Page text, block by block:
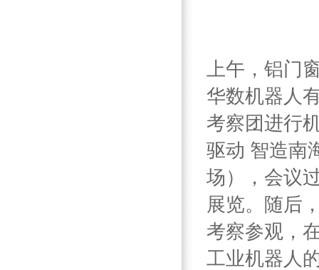
上午，铝门
华数机器人
考察团进行
驱动 智造南
场），会议
展览。随后
考察参观，
工业机器人